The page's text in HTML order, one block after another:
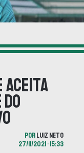
aceita
PORLUIZ NETO
27/11/2021 • 15:33